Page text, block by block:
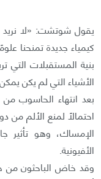
يقول شوتشت: «لا نريد
كيمياء جديدة تمنحنا
بنية المستقبلات التي
الأشياء التي لم يكن
احتمالًا لمنع الألم
الإمساك، وهو تأثير
الأفيونية.
وقد خاض الباحثون من